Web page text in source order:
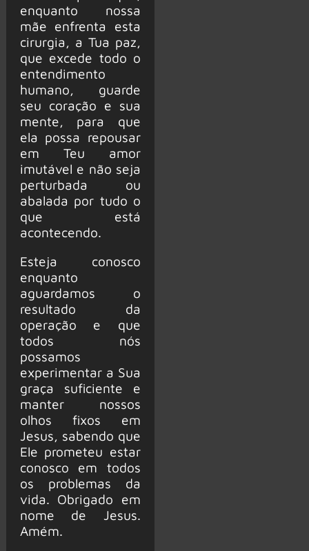
enquanto nossa
mãe enfrenta esta
cirurgia, a Tua paz,
que excede todo o
entendimento
humano, guarde
seu coração e sua
mente, para que
ela possa repousar
em Teu amor
imutável e não seja
perturbada ou
abalada por tudo o
que está
acontecendo.
Esteja conosco
enquanto
aguardamos o
resultado da
operação e que
todos nós
possamos
experimentar a Sua
graça suficiente e
manter nossos
olhos fixos em
Jesus, sabendo que
Ele prometeu estar
conosco em todos
os problemas da
vida. Obrigado em
nome de Jesus.
Amém.